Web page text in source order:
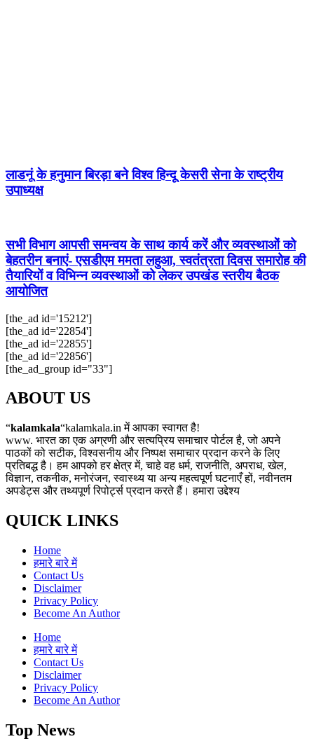
लाडनूं के हनुमान बिरड़ा बने विश्व हिन्दू केसरी सेना के राष्ट्रीय
उपाध्यक्ष
सभी विभाग आपसी समन्वय के साथ कार्य करें और व्यवस्थाओं को
बेहतरीन बनाएं- एसडीएम ममता लहुआ, स्वतंत्रता दिवस समारोह की
तैयारियों व विभिन्न व्यवस्थाओं को लेकर उपखंड स्तरीय बैठक
आयोजित
[the_ad id='15212']
[the_ad id='22854']
[the_ad id='22855']
[the_ad id='22856']
[the_ad_group id="33"]
ABOUT US
“kalamkala“kalamkala.in में आपका स्वागत है!
www. भारत का एक अग्रणी और सत्यप्रिय समाचार पोर्टल है, जो अपने
पाठकों को सटीक, विश्वसनीय और निष्पक्ष समाचार प्रदान करने के लिए
प्रतिबद्ध है। हम आपको हर क्षेत्र में, चाहे वह धर्म, राजनीति, अपराध, खेल,
विज्ञान, तकनीक, मनोरंजन, स्वास्थ्य या अन्य महत्वपूर्ण घटनाएँ हों, नवीनतम
अपडेट्स और तथ्यपूर्ण रिपोर्ट्स प्रदान करते हैं। हमारा उद्देश्य
QUICK LINKS
Home
हमारे बारे में
Contact Us
Disclaimer
Privacy Policy
Become An Author
Home
हमारे बारे में
Contact Us
Disclaimer
Privacy Policy
Become An Author
Top News